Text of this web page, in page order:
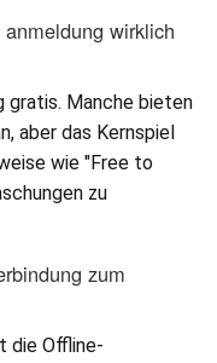
wirklich
gratis. Manche bieten
aber das Kernspiel
wie "Free to
zu
zum
die Offline-